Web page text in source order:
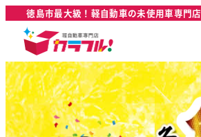
徳島市最大級！軽自動車の未使用車専門店